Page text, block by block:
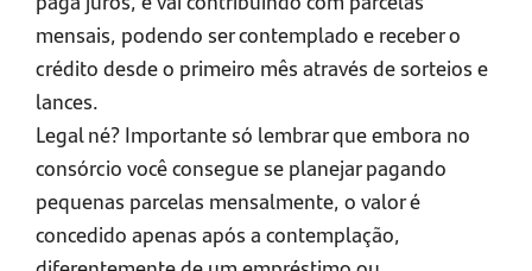
mensais, podendo ser contemplado e receber o
crédito desde o primeiro mês através de sorteios e
lances.
Legal né? Importante só lembrar que embora no
consórcio você consegue se planejar pagando
pequenas parcelas mensalmente, o valor é
concedido apenas após a contemplação,